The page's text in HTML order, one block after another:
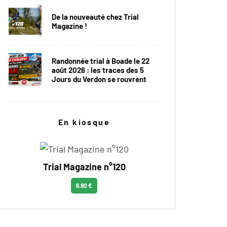
De la nouveauté chez Trial
Magazine !
Randonnée trial à Boade le 22
août 2026 : les traces des 5
Jours du Verdon se rouvrent
En kiosque
Trial Magazine n°120
6.90 €